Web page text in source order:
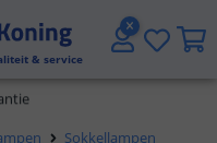
& service
morgen in huis
Sokkellampen